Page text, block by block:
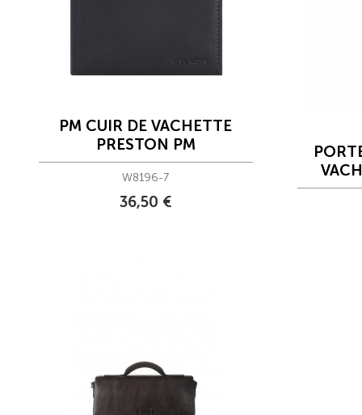
PM CUIR DE VACHETTE
PRESTON PM
W8196-7
36,50 €